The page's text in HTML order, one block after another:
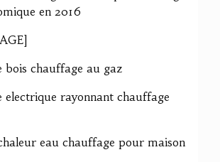
en 2016
bois chauffage au gaz
electrique rayonnant chauffage
eau chauffage pour maison